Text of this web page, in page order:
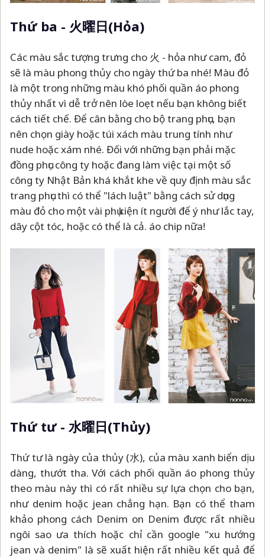
Thứ ba - 火曜日(Hỏa)
Các màu sắc tượng trưng cho 火 - hỏa như cam, đỏ
sẽ là màu phong thủy cho ngày thứ ba nhé! Màu đỏ
là một trong những màu khó phối quần áo phong
thủy nhất vì dễ trở nên lòe loẹt nếu bạn không biết
cách tiết chế. Để cân bằng cho bộ trang phục, bạn
nên chọn giày hoặc túi xách màu trung tính như
nude hoặc xám nhé. Đối với những bạn phải mặc
đồng phục công ty hoặc đang làm việc tại một số
công ty Nhật Bản khá khắt khe về quy định màu sắc
trang phục thì có thể "lách luật" bằng cách sử dụng
màu đỏ cho một vài phụ kiện ít người để ý như lắc tay,
dây cột tóc, hoặc có thể là cả. áo chip nữa!
Thứ tư - 水曜日(Thủy)
Thứ tư là ngày của thủy (水), của màu xanh biển dịu
dàng, thướt tha. Với cách phối quần áo phong thủy
theo màu này thì có rất nhiều sự lựa chọn cho bạn,
như denim hoặc jean chẳng hạn. Bạn có thể tham
khảo phong cách Denim on Denim được rất nhiều
ngôi sao ưa thích hoặc chỉ cần google "xu hướng
jean và denim" là sẽ xuất hiện rất nhiều kết quả để